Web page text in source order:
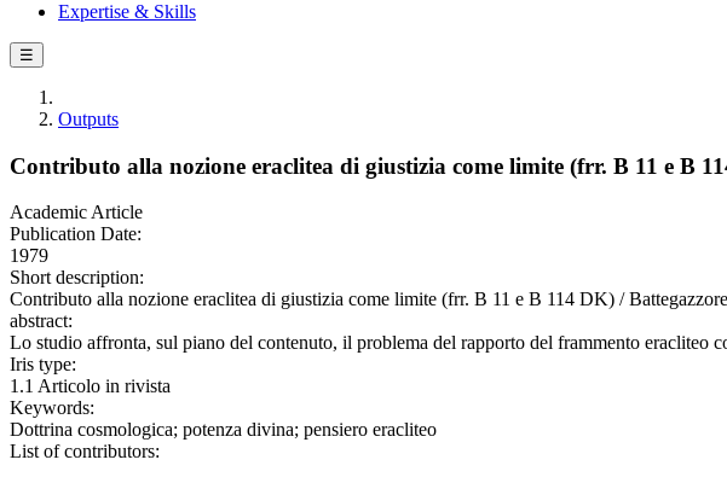
Expertise & Skills
☰
Outputs
Contributo alla nozione eraclitea di giustizia come limite (frr. B 11 e B
Academic Article
Publication Date:
1979
Short description:
Contributo alla nozione eraclitea di giustizia come limite (frr. B 11 e B 114 DK) /
abstract:
Lo studio affronta, sul piano del contenuto, il problema del rapporto del frammento eracliteo
Iris type:
1.1 Articolo in rivista
Keywords:
Dottrina cosmologica; potenza divina; pensiero eracliteo
List of contributors: